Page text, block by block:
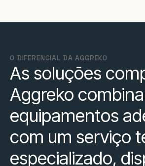
O DIFERENCIAL DA AGGREKO
As soluções
Aggreko
equipamentos
com um serviço
especializado,